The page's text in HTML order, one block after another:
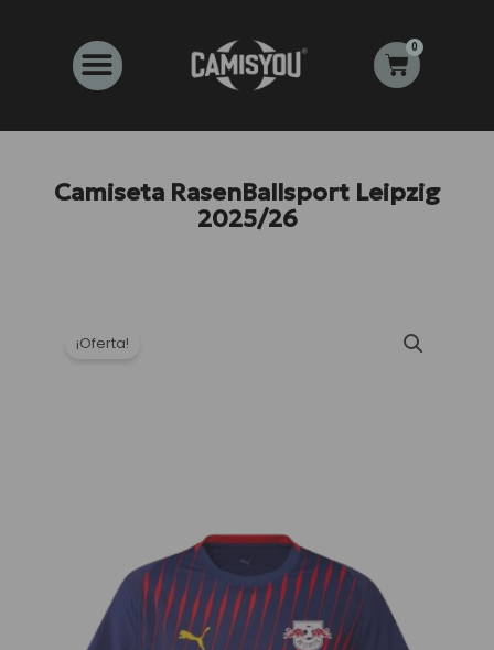
contenido
0
Carrito
Camiseta RasenBallsport Leipzig
2025/26
¡Oferta!